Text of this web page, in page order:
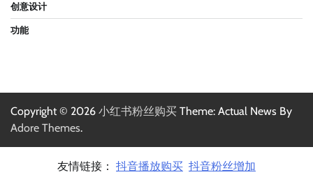
创意设计
功能
Copyright © 2026 小红书粉丝购买 Theme: Actual News By
Adore Themes.
友情链接： 抖音播放购买 抖音粉丝增加